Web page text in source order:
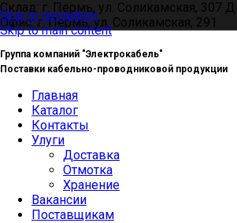
Skip to navigation
Skip to main content
Склад: г. Пермь, ул. Соликамская, 307 Д
Офис: г. Пермь, ул. Соликамская, 291
Группа компаний "Электрокабель"
Поставки кабельно-проводниковой продукции
Главная
Каталог
Контакты
Улуги
Доставка
Отмотка
Хранение
Вакансии
Поставщикам